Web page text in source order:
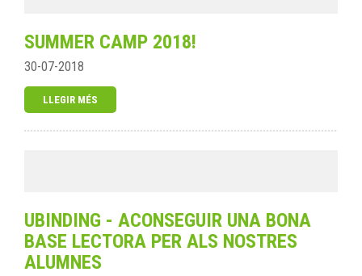
SUMMER CAMP 2018!
30-07-2018
LLEGIR MÉS
UBINDING - ACONSEGUIR UNA BONA
BASE LECTORA PER ALS NOSTRES
ALUMNES